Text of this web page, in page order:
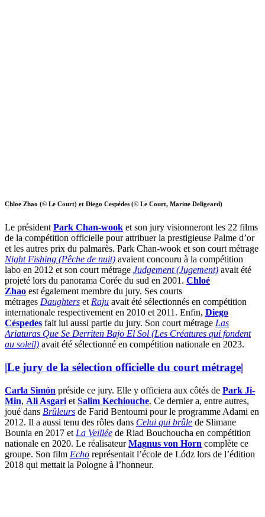
Chloe Zhao (© Le Court) et Diego Cespédes (© Le Court, Marine Deligeard)
Le président Park Chan-wook et son jury visionneront les 22 films
de la compétition officielle pour attribuer la prestigieuse Palme d’or
et les autres prix du palmarès. Park Chan-wook et son court métrage
Night Fishing (Pêche de nuit) avaient concouru à la compétition
labo en 2012 et son court métrage Judgement (Jugement) avait été
projeté lors du panorama Corée du sud en 2001. Chloé
Zhao est également membre du jury. Ses courts
métrages Daughters et Raju avait été sélectionnés en compétition
internationale respectivement en 2010 et 2011. Enfin, Diego
Céspedes fait lui aussi partie du jury. Son court métrage Las
Ariaturas Que Se Derriten Bajo El Sol (Les Créatures qui fondent
au soleil) avait été sélectionné en compétition nationale en 2023.
|Le jury de la sélection officielle du court métrage|
Carla Simón préside ce jury. Elle y officiera aux côtés de Park Ji-
Min, Ali Asgari et Salim Kechiouche. Ce dernier a, entre autres,
joué dans Brûleurs de Farid Bentoumi pour le programme Adami en
2012. Il a aussi tenu des rôles dans Celui qui brûle de Slimane
Bounia en 2017 et La Veillée de Riad Bouchoucha en compétition
nationale en 2020. Le réalisateurMagnus von Horn complète ce
groupe. Son film Echo représentait l’école de Lódz lors de l’édition
2018 qui mettait la Pologne à l’honneur.